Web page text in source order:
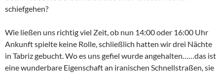
schiefgehen?
Wie ließen uns richtig viel Zeit, ob nun 14:00 oder 16:00 Uhr
Ankunft spielte keine Rolle, schließlich hatten wir drei Nächte
in Tabriz gebucht. Wo es uns gefiel wurde angehalten……das ist
eine wunderbare Eigenschaft an iranischen Schnellstraßen, sie